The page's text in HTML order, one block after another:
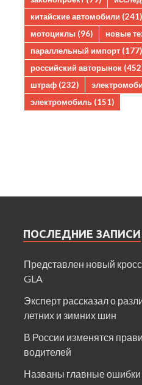
китайские автомобили (241)
мотоциклы (96) новые
параллельный импорт (177)
российский авторынок
штраф (232)
электромобиль (151)
ПОСЛЕДНИЕ ЗАПИСИ
Представлен новый
GLA
Эксперт рассказал о
летних и зимних шин
В России изменятся
водителей
Названы главные ошибки